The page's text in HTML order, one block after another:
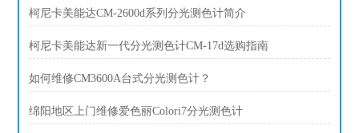
柯尼卡美能达CM-2600d系列分光测色计简介
柯尼卡美能达新一代分光测色计CM-17d选购指南
如何维修CM3600A台式分光测色计？
绵阳地区上门维修爱色丽Colori7分光测色计